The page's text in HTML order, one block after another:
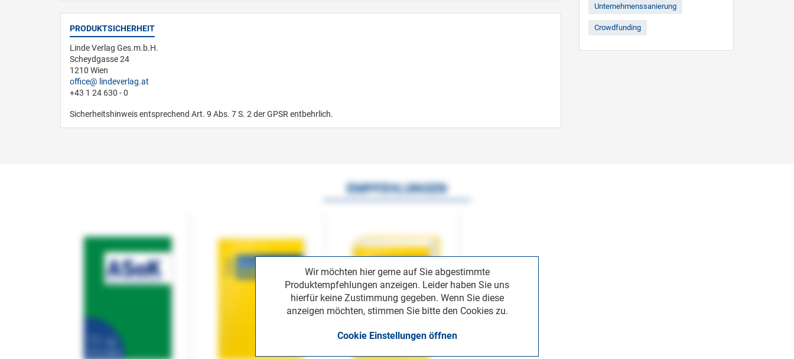
PRODUKTSICHERHEIT
Linde Verlag Ges.m.b.H.
Scheydgasse 24
1210 Wien
office
lindeverlag.at
+43 1 24 630 - 0
Sicherheitshinweis entsprechend Art. 9 Abs. 7 S. 2 der GPSR entbehrlich.
Unternehmenssanierung
Crowdfunding
Wir möchten hier gerne auf Sie abgestimmte
Produktempfehlungen anzeigen. Leider haben Sie uns
hierfür keine Zustimmung gegeben. Wenn Sie diese
anzeigen möchten, stimmen Sie bitte den Cookies zu.
Cookie Einstellungen öffnen
EMPFEHLUNGEN